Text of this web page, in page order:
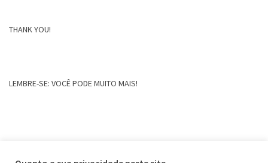
THANK YOU!
LEMBRE-SE: VOCÊ PODE MUITO MAIS!